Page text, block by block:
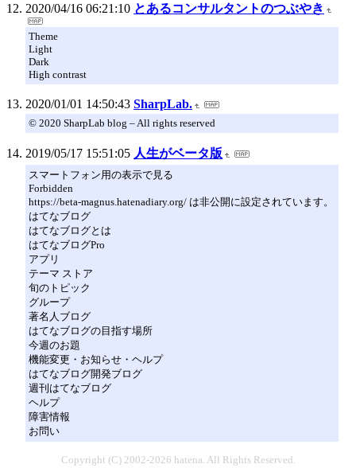
2020/04/16 06:21:10 とあるコンサルタントのつぶやき
Theme
Light
Dark
High contrast
2020/01/01 14:50:43 SharpLab.
© 2020 SharpLab blog – All rights reserved
2019/05/17 15:51:05 人生がベータ版
スマートフォン用の表示で見る
Forbidden
https://beta-magnus.hatenadiary.org/ は非公開に設定されています。
はてなブログ
はてなブログとは
はてなブログPro
アプリ
テーマ ストア
旬のトピック
グループ
著名人ブログ
はてなブログの目指す場所
今週のお題
機能変更・お知らせ・ヘルプ
はてなブログ開発ブログ
週刊はてなブログ
ヘルプ
障害情報
お問い
Copyright (C) 2002-2026 hatena. All Rights Reserved.